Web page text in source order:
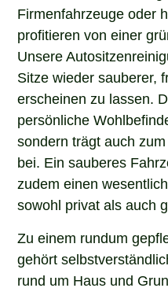
Firmenfahrzeuge oder
profitieren von einer
Unsere
Sitze wieder sauberer,
erscheinen zu lassen.
persönliche
sondern trägt auch
bei. Ein sauberes
zudem einen
sowohl privat als auch
Zu einem rundum
gehört
rund um Haus und